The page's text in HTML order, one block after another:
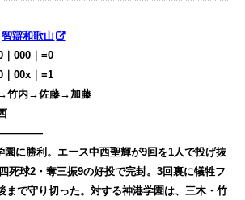
智辯和歌山
｜000｜=0
｜00x｜=1
→竹内→佐藤→加藤
園に勝利。エース中西聖輝が9回を1人で投げ抜
死球2・奪三振9の好投で完封。3回裏に犠牲フ
まで守り切った。対する神港学園は、三木・竹